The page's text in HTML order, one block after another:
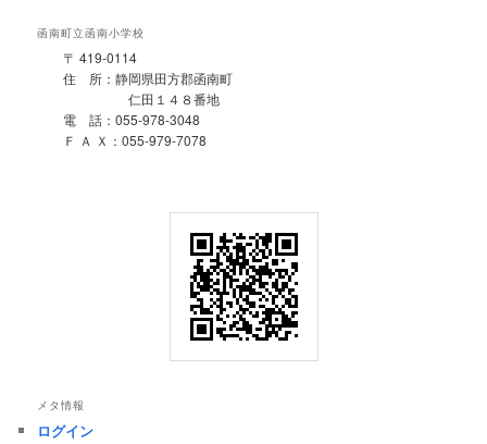
函南町立函南小学校
〒 419-0114
住 所：静岡県田方郡函南町
仁田１４８番地
電 話：055-978-3048
Ｆ Ａ Ｘ：055-979-7078
メタ情報
ログイン